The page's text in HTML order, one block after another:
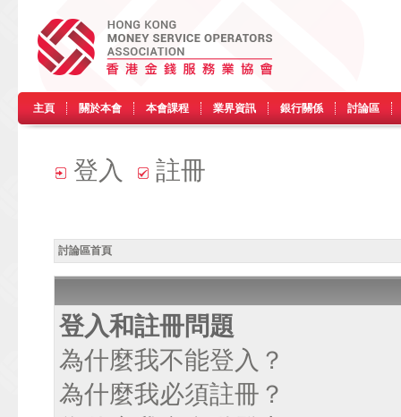
主頁 關於本會 本會課程 業界資訊 銀行關係 討論區
登入 註冊
討論區首頁
登入和註冊問題
為什麼我不能登入？
為什麼我必須註冊？